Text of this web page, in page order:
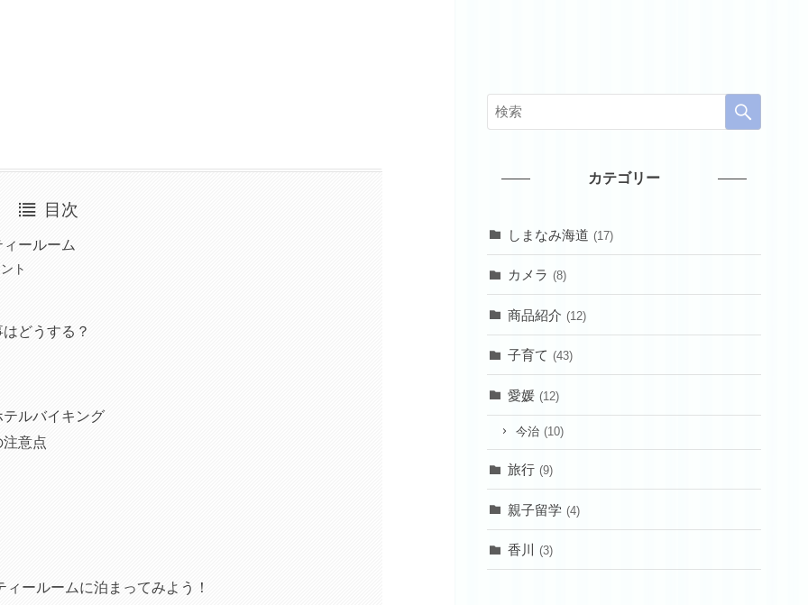
目次
ールーム
ト
どうする？
ルバイキング
意点
ールームに泊まってみよう！
カテゴリー
しまなみ海道 (17)
カメラ (8)
商品紹介 (12)
子育て (43)
愛媛 (12)
今治 (10)
旅行 (9)
親子留学 (4)
香川 (3)